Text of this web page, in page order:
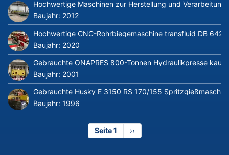
Hochwertige Maschinen zur Herstellung und
Baujahr: 2012
Hochwertige CNC-Rohrbiegemaschine transfluid DB
Baujahr: 2020
Gebrauchte ONAPRES 800-Tonnen Hydraulikpresse
Baujahr: 2001
Gebrauchte Husky E 3150 RS 170/155
Baujahr: 1996
Seite 1
Nächste
Seite
››